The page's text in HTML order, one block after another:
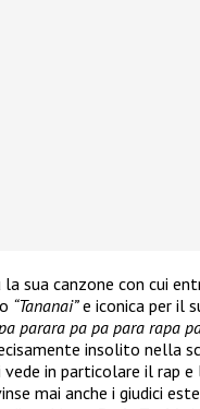
sua canzone con cui
“Tananai”e iconica per il
parara pa pa para rapa
insolito nella
in particolare il rap e
mai anche i giudici